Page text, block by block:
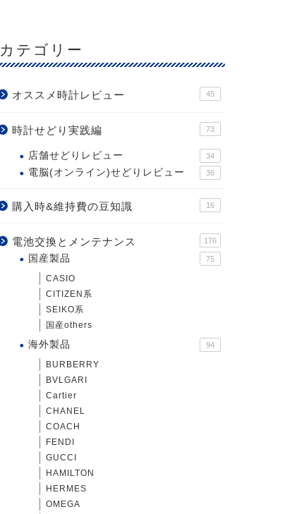
カテゴリー
オススメ時計レビュー 45
時計せどり実践編 73
店舗せどりレビュー 34
電脳(オンライン)せどりレビュー 36
購入時&維持費の豆知識 16
電池交換とメンテナンス 176
国産製品 75
CASIO
CITIZEN系
SEIKO系
国産others
海外製品 94
BURBERRY
BVLGARI
Cartier
CHANEL
COACH
FENDI
GUCCI
HAMILTON
HERMES
OMEGA